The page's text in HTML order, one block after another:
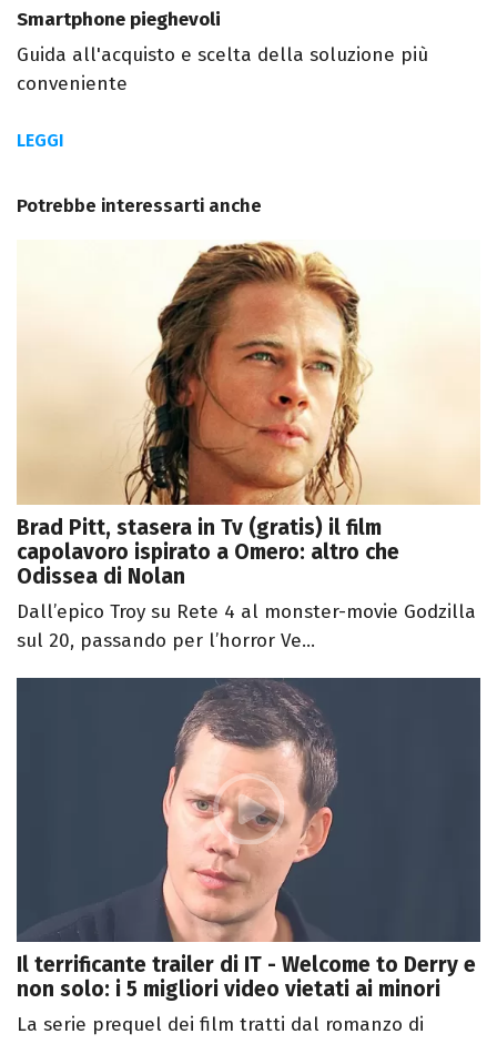
Smartphone pieghevoli
Guida all'acquisto e scelta della soluzione più
conveniente
LEGGI
Potrebbe interessarti anche
Brad Pitt, stasera in Tv (gratis) il film
capolavoro ispirato a Omero: altro che
Odissea di Nolan
Dall’epico Troy su Rete 4 al monster-movie Godzilla
sul 20, passando per l’horror Ve...
Il terrificante trailer di IT - Welcome to Derry e
non solo: i 5 migliori video vietati ai minori
La serie prequel dei film tratti dal romanzo di